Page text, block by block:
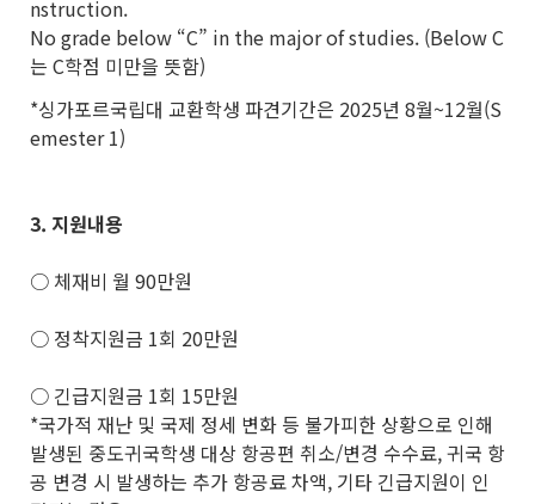
nstruction.
No grade below “C” in the major of studies. (Below C
는 C학점 미만을 뜻함)
*싱가포르국립대 교환학생 파견기간은 2025년 8월~12월(S
emester 1)
3. 지원내용
○ 체재비 월 90만원
○ 정착지원금 1회 20만원
○ 긴급지원금 1회 15만원
*국가적 재난 및 국제 정세 변화 등 불가피한 상황으로 인해
발생된 중도귀국학생 대상 항공편 취소/변경 수수료, 귀국 항
공 변경 시 발생하는 추가 항공료 차액, 기타 긴급지원이 인